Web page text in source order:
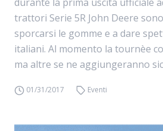
trattori Serie 5R John Deere
sporcarsi le gomme e a dare
italiani. Al momento la tournèe
ma altre se ne aggiungeranno
01/31/2017 Eventi